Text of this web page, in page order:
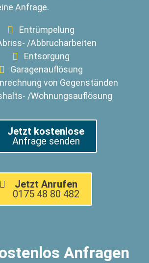
Anfrage.
Entrümpelung
/Abbrucharbeiten
Entsorgung
Garagenauflösung
von Gegenständen
/Wohnungsauflösung
Jetzt kostenlose
Anfrage senden
Jetzt Anrufen
0175 48 80 482
Anfragen